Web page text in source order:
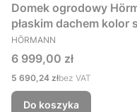
Domek ogrodowy
płaskim dachem kolor
229x181 cm
PRODUCENT
HÖRMANN
Cena
6 999,00 zł
Cena
5 690,24 złbez VAT
Do koszyka